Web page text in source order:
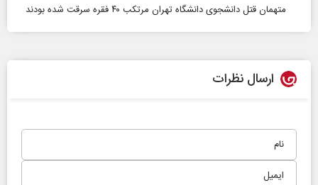
متهمان قتل دانشجوی دانشگاه تهران مرتکب ۴۰ فقره سرقت شده بودند
ارسال نظرات